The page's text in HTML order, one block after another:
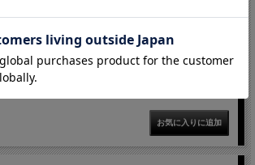
エコバッグ(戦艦大和刺繍)
価格： 3,980円(税込)